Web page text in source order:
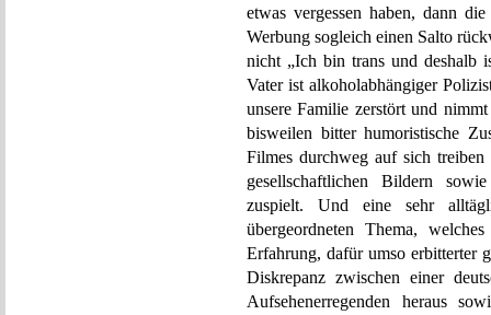
etwas vergessen haben, dann
Werbung sogleich einen Salto
nicht „Ich bin trans und deshalb
Vater ist alkoholabhängiger
unsere Familie zerstört und
bisweilen bitter humoristische
Filmes durchweg auf sich
gesellschaftlichen Bildern
zuspielt. Und eine sehr
übergeordneten Thema,
Erfahrung, dafür umso erbitterter
Diskrepanz zwischen einer
Aufsehenerregenden heraus